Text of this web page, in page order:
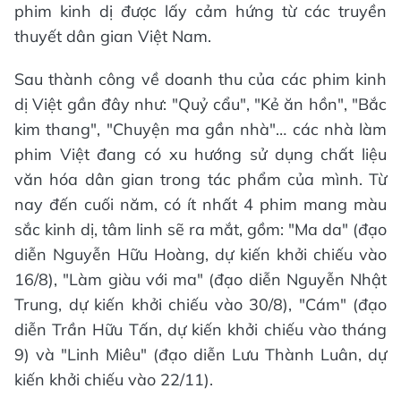
phim kinh dị được lấy cảm hứng từ các truyền
thuyết dân gian Việt Nam.
Sau thành công về doanh thu của các phim kinh
dị Việt gần đây như: "Quỷ cẩu", "Kẻ ăn hồn", "Bắc
kim thang", "Chuyện ma gần nhà"… các nhà làm
phim Việt đang có xu hướng sử dụng chất liệu
văn hóa dân gian trong tác phẩm của mình. Từ
nay đến cuối năm, có ít nhất 4 phim mang màu
sắc kinh dị, tâm linh sẽ ra mắt, gồm: "Ma da" (đạo
diễn Nguyễn Hữu Hoàng, dự kiến khởi chiếu vào
16/8), "Làm giàu với ma" (đạo diễn Nguyễn Nhật
Trung, dự kiến khởi chiếu vào 30/8), "Cám" (đạo
diễn Trần Hữu Tấn, dự kiến khởi chiếu vào tháng
9) và "Linh Miêu" (đạo diễn Lưu Thành Luân, dự
kiến khởi chiếu vào 22/11).